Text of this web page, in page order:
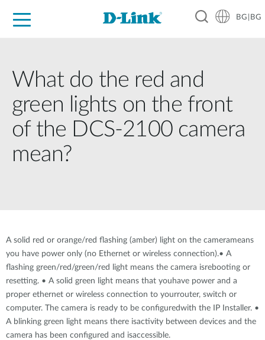
BG|BG
What do the red and
green lights on the front
of the DCS-2100 camera
mean?
A solid red or orange/red flashing (amber) light on the camerameans
you have power only (no Ethernet or wireless connection).• A
flashing green/red/green/red light means the camera isrebooting or
resetting. • A solid green light means that youhave power and a
proper ethernet or wireless connection to yourrouter, switch or
computer. The camera is ready to be configuredwith the IP Installer. •
A blinking green light means there isactivity between devices and the
camera has been configured and isaccessible.